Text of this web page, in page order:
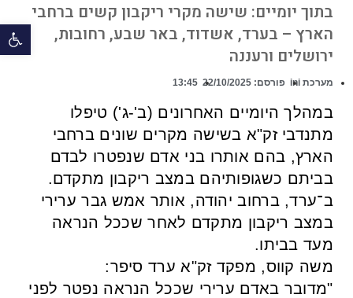
בתוך יומיים: שישה מקרי ריקבון קשים ברחבי
הארץ – בערד, אשדוד, באר שבע, רחובות,
ירושלים ורעננה
מערכת ini פורסם: 13:45
במהלך היומיים האחרונים (ב'-ג') טיפלו
מתנדבי זק"א בשישה מקרים שונים ברחבי
הארץ, בהם אותרו בני אדם שנפטרו לבדם
בביתם כשגופותיהם במצב ריקבון מתקדם.
ב־ערד, ברחוב יהודה, אותר אמש גבר ערירי
במצב ריקבון מתקדם לאחר שככל הנראה
מעד בביתו.
משה קווס, מפקד זק"א ערד סיפר:
⁠"מדובר באדם ערירי שככל הנראה נפטר לפני